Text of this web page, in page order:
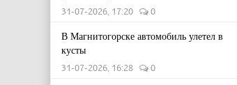
31-07-2026, 17:20 0
В Магнитогорске автомобиль улетел в
кусты
31-07-2026, 16:28 0